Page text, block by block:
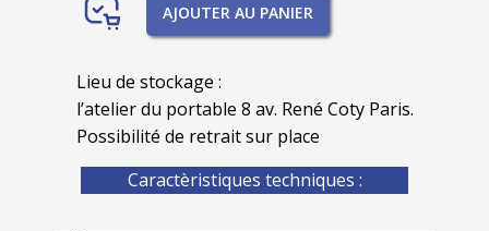
AJOUTER AU PANIER
Lieu de stockage :
l’atelier du portable 8 av. René Coty Paris.
Possibilité de retrait sur place
Caractèristiques techniques :